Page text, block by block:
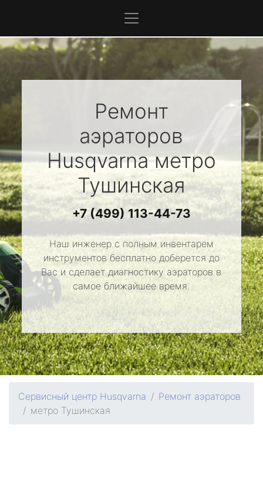
Ремонт
аэраторов
Husqvarnaметро
Тушинская
+7 (499) 113-44-73
Наш инженер с полным инвентарем
инструментов бесплатно доберется до
Вас и сделает диагностику аэраторов в
самое ближайшее время.
Сервисный центр Husqvarna
Ремонт аэраторов
метро Тушинская